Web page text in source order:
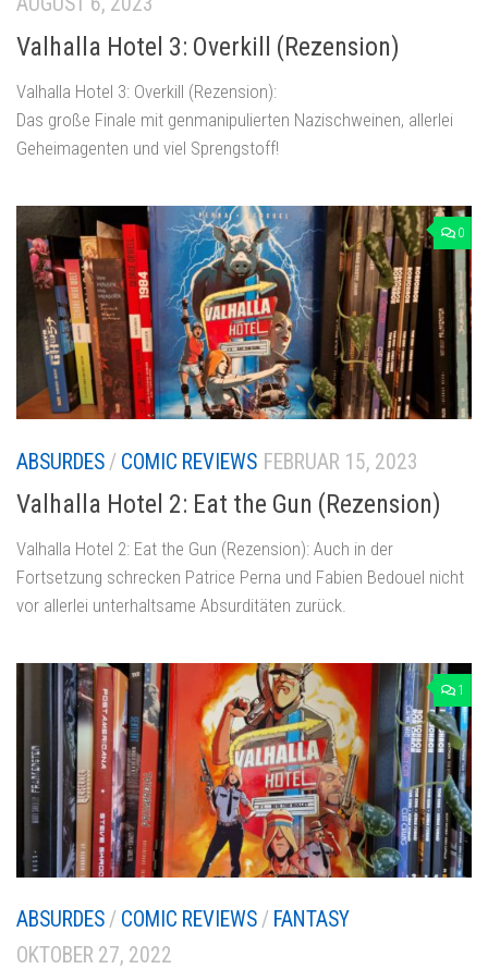
Valhalla Hotel 3: Overkill (Rezension)
Valhalla Hotel 3: Overkill (Rezension):
Das große Finale mit genmanipulierten Nazischweinen, allerlei
Geheimagenten und viel Sprengstoff!
0
ABSURDES / COMIC REVIEWS FEBRUAR 15, 2023
Valhalla Hotel 2: Eat the Gun (Rezension)
Valhalla Hotel 2: Eat the Gun (Rezension): Auch in der
Fortsetzung schrecken Patrice Perna und Fabien Bedouel nicht
vor allerlei unterhaltsame Absurditäten zurück.
1
ABSURDES / COMIC REVIEWS / FANTASY
OKTOBER 27, 2022